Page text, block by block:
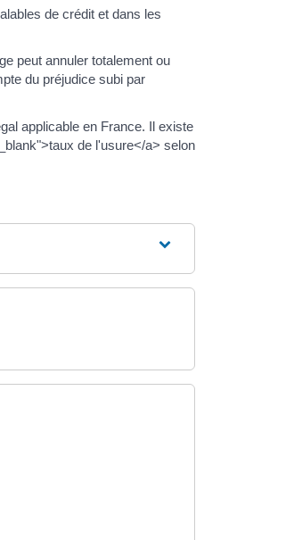
de crédit et dans les
peut annuler totalement ou
du préjudice subi par
applicable en France. Il existe
de l'usure</a> selon